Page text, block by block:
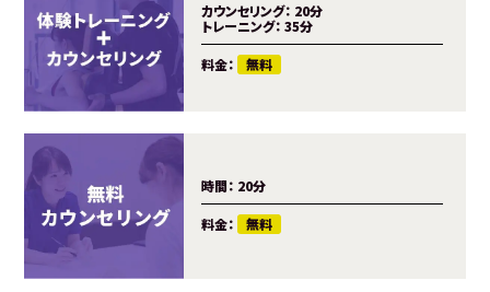
カウンセリング： 20分
トレーニング： 35分
料金： 無料
時間： 20分
料金： 無料